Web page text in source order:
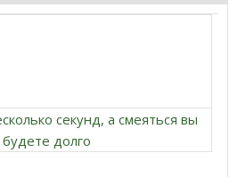
секунд, а смеяться вы
будете долго